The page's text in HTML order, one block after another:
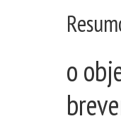
o